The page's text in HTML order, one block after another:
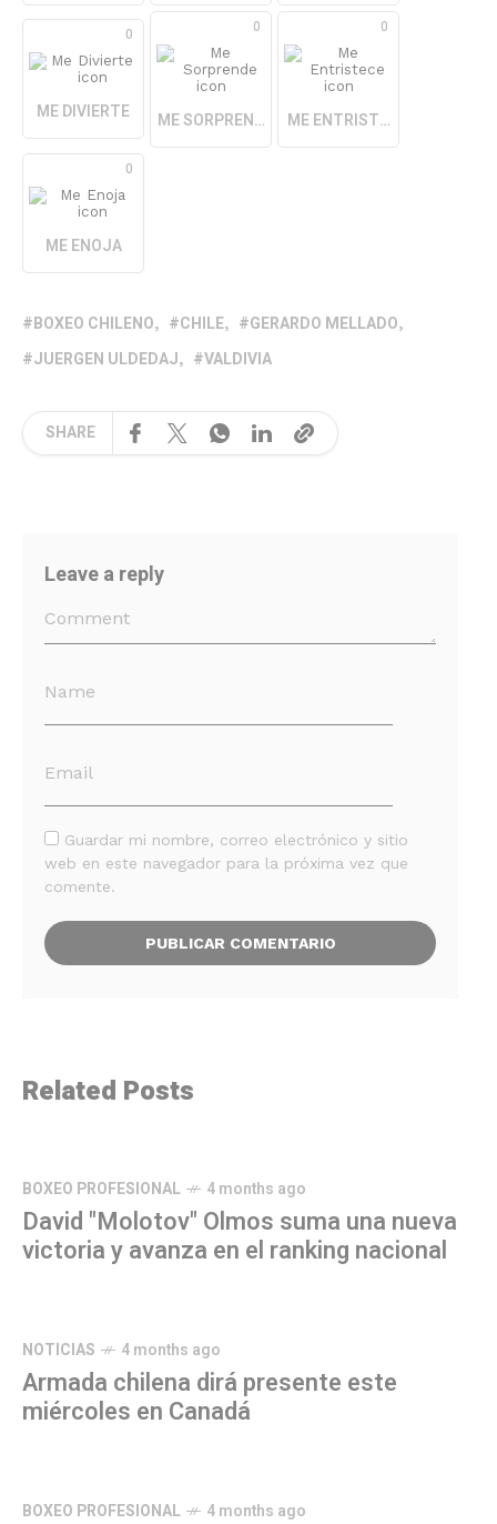
0
ME DIVIERTE
0
ME SORPRENDE
0
ME ENTRISTECE
0
ME ENOJA
BOXEO CHILENO CHILE
GERARDO MELLADO
JUERGEN ULDEDAJ
VALDIVIA
SHARE
Leave a reply
Guardar mi nombre, correo electrónico y sitio
web en este navegador para la próxima vez que
comente.
Related Posts
BOXEO PROFESIONAL 4 months ago
David "Molotov" Olmos suma una nueva
victoria y avanza en el ranking nacional
NOTICIAS 4 months ago
Armada chilena dirá presente este
miércoles en Canadá
BOXEO PROFESIONAL 4 months ago